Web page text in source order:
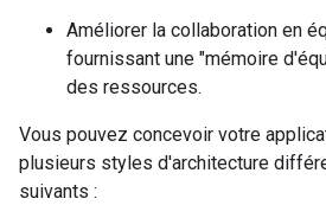
Améliorer la collaboration en
fournissant une "mémoire
des ressources.
Vous pouvez concevoir votre
plusieurs styles d'architecture
suivants :